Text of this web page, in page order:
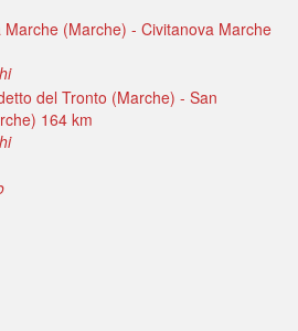
(Marche) - Civitanova Marche
del Tronto (Marche) - San
164 km